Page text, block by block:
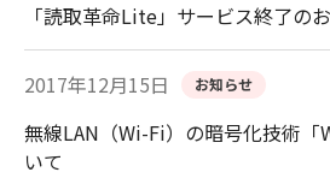
「読取革命Lite」サービス終了の
2017年12月15日 お知らせ
無線LAN（Wi-Fi）の暗号化技術「
いて